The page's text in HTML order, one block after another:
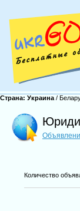
Страна: Украина /
Количество